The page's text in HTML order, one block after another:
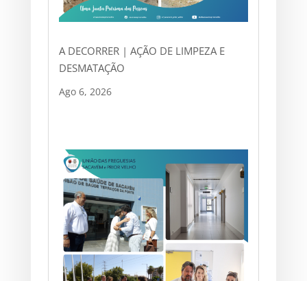
A DECORRER | AÇÃO DE LIMPEZA E
DESMATAÇÃO
Ago 6, 2026